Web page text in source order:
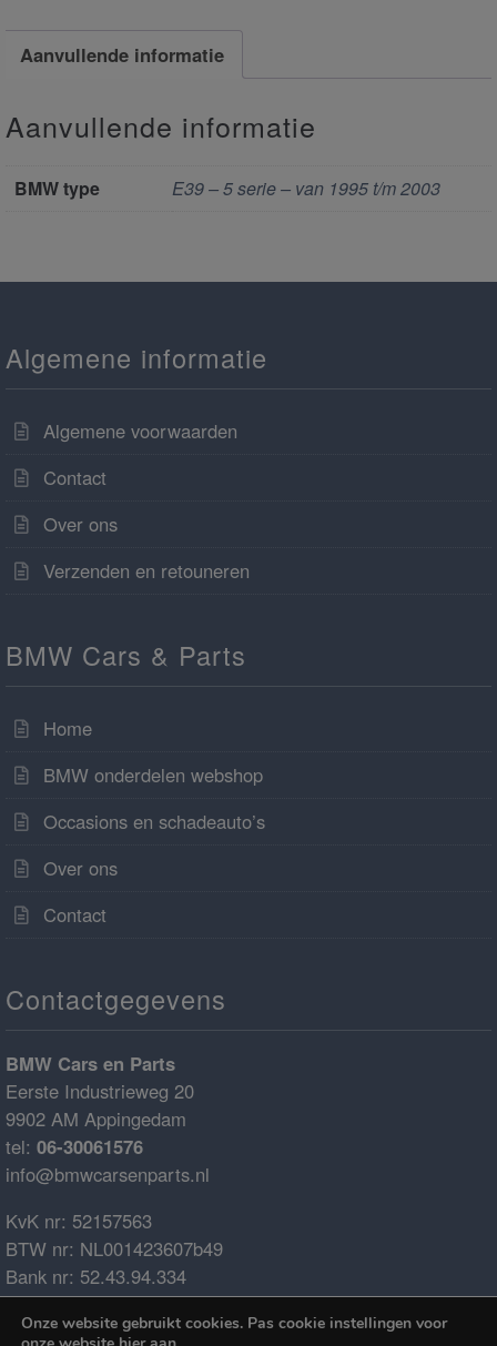
Aanvullende informatie
Aanvullende informatie
BMW type E39 – 5 serie – van 1995 t/m 2003
Algemene informatie
Algemene voorwaarden
Contact
Over ons
Verzenden en retouneren
BMW Cars & Parts
Home
BMW onderdelen webshop
Occasions en schadeauto’s
Over ons
Contact
Contactgegevens
BMW Cars en Parts
Eerste Industrieweg 20
9902 AM Appingedam
tel: 06-30061576
info@bmwcarsenparts.nl
KvK nr: 52157563
BTW nr: NL001423607b49
Bank nr: 52.43.94.334
IBAN: NL68ABNA0524394334
BIC: ABNANL2A
Onze website gebruikt cookies. Pas cookie instellingen voor